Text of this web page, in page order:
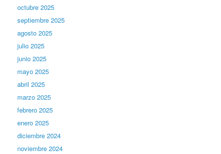
octubre 2025
septiembre 2025
agosto 2025
julio 2025
junio 2025
mayo 2025
abril 2025
marzo 2025
febrero 2025
enero 2025
diciembre 2024
noviembre 2024